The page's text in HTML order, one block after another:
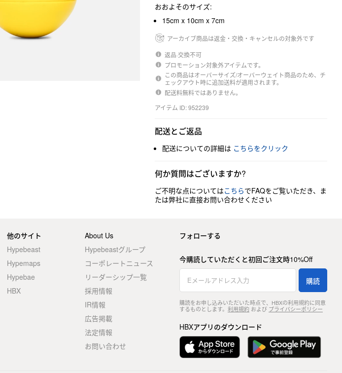
おおよそのサイズ:
15cm x 10cm x 7cm
アーカイブ商品は返金・交換・キャンセルの対象外です
返品·交換不可
プロモーション対象外アイテムです。
この商品はオーバーサイズ/オーバーウェイト商品のため、チ
ェックアウト時に追加送料が適用されます。
配送料無料ではありません。
アイテム ID: 952239
配送とご返品
配送についての詳細は こちらをクリック
何か質問はございますか?
ご不明な点についてはこちらでFAQをご覧いただき、ま
たは弊社に直接お問い合わせください
他のサイト
Hypebeast
Hypemaps
Hypebae
HBX
About Us
Hypebeastグループ
コーポレートニュース
リーダーシップ一覧
採用情報
IR情報
広告掲載
法定情報
お問い合わせ
フォローする
今購読していただくと初回ご注文時10%Off
購読
購読をお申し込みいただいた時点で、HBXの利用規約に同意
するものとします。 利用規約および プライバシーポリシー
HBXアプリのダウンロード